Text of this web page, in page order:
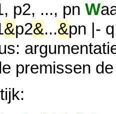
p2, ..., pn W
&p2&...&pn |- q
premissen